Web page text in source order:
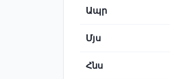
Ապր
Մյս
Հնս